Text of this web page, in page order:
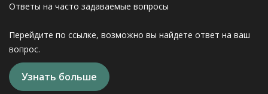
Ответы на часто задаваемые вопросы
Перейдите по ссылке, возможно вы найдете ответ на ваш
вопрос.
Узнать больше